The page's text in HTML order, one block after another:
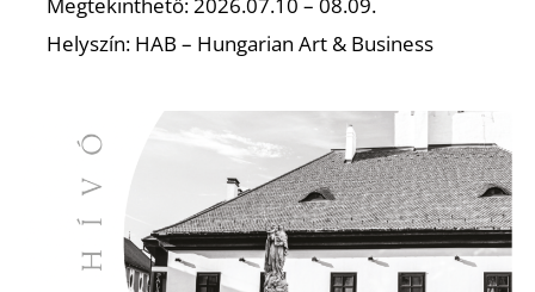
Megtekinthető: 2026.07.10 – 08.09.
Helyszín: HAB – Hungarian Art & Business